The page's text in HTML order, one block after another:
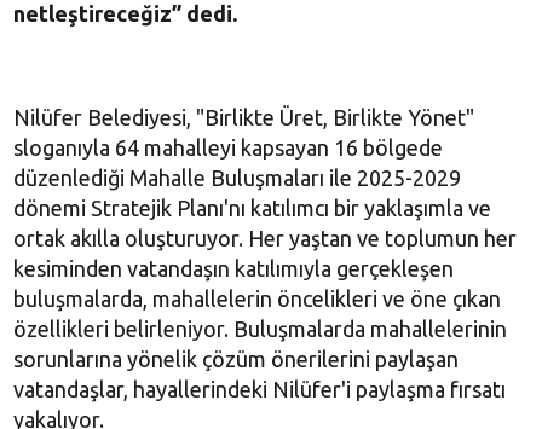
netleştireceğiz” dedi.
Nilüfer Belediyesi, "Birlikte Üret, Birlikte Yönet"
sloganıyla 64 mahalleyi kapsayan 16 bölgede
düzenlediği Mahalle Buluşmaları ile 2025-2029
dönemi Stratejik Planı'nı katılımcı bir yaklaşımla ve
ortak akılla oluşturuyor. Her yaştan ve toplumun her
kesiminden vatandaşın katılımıyla gerçekleşen
buluşmalarda, mahallelerin öncelikleri ve öne çıkan
özellikleri belirleniyor. Buluşmalarda mahallelerinin
sorunlarına yönelik çözüm önerilerini paylaşan
vatandaşlar, hayallerindeki Nilüfer'i paylaşma fırsatı
yakalıyor.